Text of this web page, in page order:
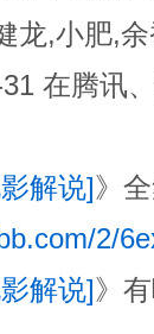
龙,小肥,
在腾讯
解说]》
2/
解说]》